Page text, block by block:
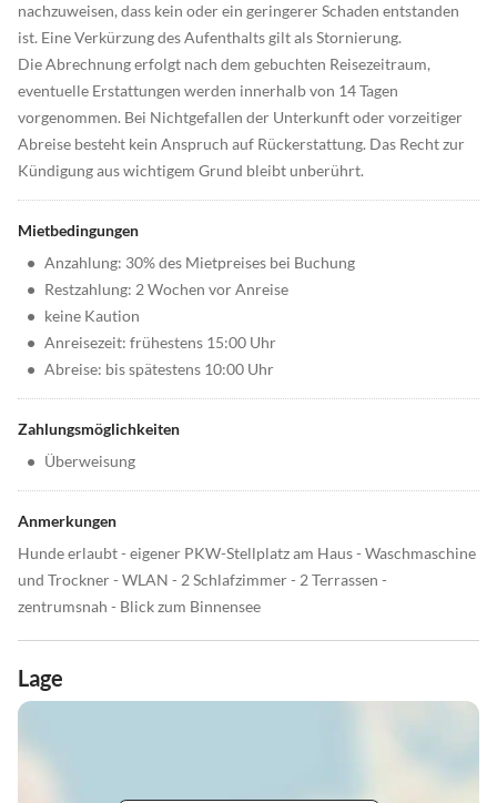
nachzuweisen, dass kein oder ein geringerer Schaden entstanden
ist. Eine Verkürzung des Aufenthalts gilt als Stornierung.
Die Abrechnung erfolgt nach dem gebuchten Reisezeitraum,
eventuelle Erstattungen werden innerhalb von 14 Tagen
vorgenommen. Bei Nichtgefallen der Unterkunft oder vorzeitiger
Abreise besteht kein Anspruch auf Rückerstattung. Das Recht zur
Kündigung aus wichtigem Grund bleibt unberührt.
Mietbedingungen
• Anzahlung: 30% des Mietpreises bei Buchung
• Restzahlung: 2 Wochen vor Anreise
• keine Kaution
• Anreisezeit: frühestens 15:00 Uhr
• Abreise: bis spätestens 10:00 Uhr
Zahlungsmöglichkeiten
• Überweisung
Anmerkungen
Hunde erlaubt - eigener PKW-Stellplatz am Haus - Waschmaschine
und Trockner - WLAN - 2 Schlafzimmer - 2 Terrassen -
zentrumsnah - Blick zum Binnensee
Lage